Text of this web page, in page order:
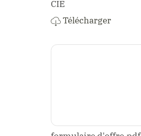
CIE
Télécharger